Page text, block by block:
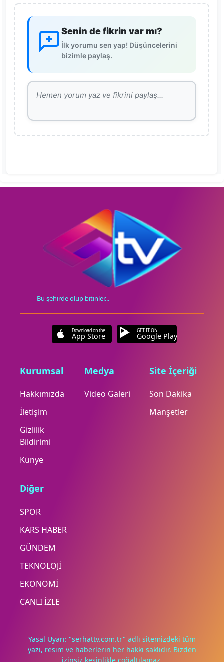
Senin de fikrin var mı?
İlk yorumu sen yap! Düşüncelerini
bizimle paylaş.
Bu şehirde olup bitinler...
Download on the
App Store
GET IT ON
Google Play
Kurumsal
Hakkımızda
İletişim
Gizlilik
Bildirimi
Künye
Medya
Video Galeri
Site İçeriği
Son Dakika
Manşetler
Diğer
SPOR
KARS HABER
GÜNDEM
TEKNOLOJİ
EKONOMİ
CANLI İZLE
Yasal Uyarı: "serhattv.com.tr" adlı sitemizdeki tüm
yazı, resim ve haberlerin her hakkı saklıdır. Bizden